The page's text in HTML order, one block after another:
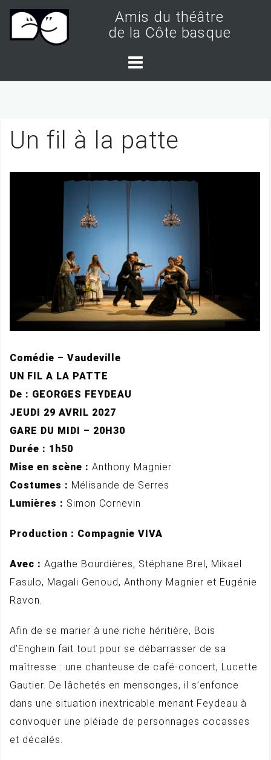
t
Amis du théâtre
de la Côte basque
Un fil à la patte
Comédie – Vaudeville
UN FIL A LA PATTE
De : GEORGES FEYDEAU
JEUDI 29 AVRIL 2027
GARE DU MIDI – 20H30
Durée : 1h50
Mise en scène : Anthony Magnier
Costumes : Mélisande de Serres
Lumières : Simon Cornevin
Production : Compagnie VIVA
Avec : Agathe Bourdières, Stéphane Brel, Mikael
Fasulo, Magali Genoud, Anthony Magnier et Eugénie
Ravon.
Afin de se marier à une riche héritière, Bois
d’Enghein fait tout pour se débarrasser de sa
maîtresse : une chanteuse de café-concert, Lucette
Gautier. De lâchetés en mensonges, il s’enfonce
dans une situation inextricable menant Feydeau à
convoquer une pléiade de personnages cocasses
et décalés.